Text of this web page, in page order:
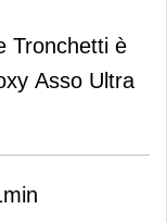
Tronchetti è
Asso Ultra